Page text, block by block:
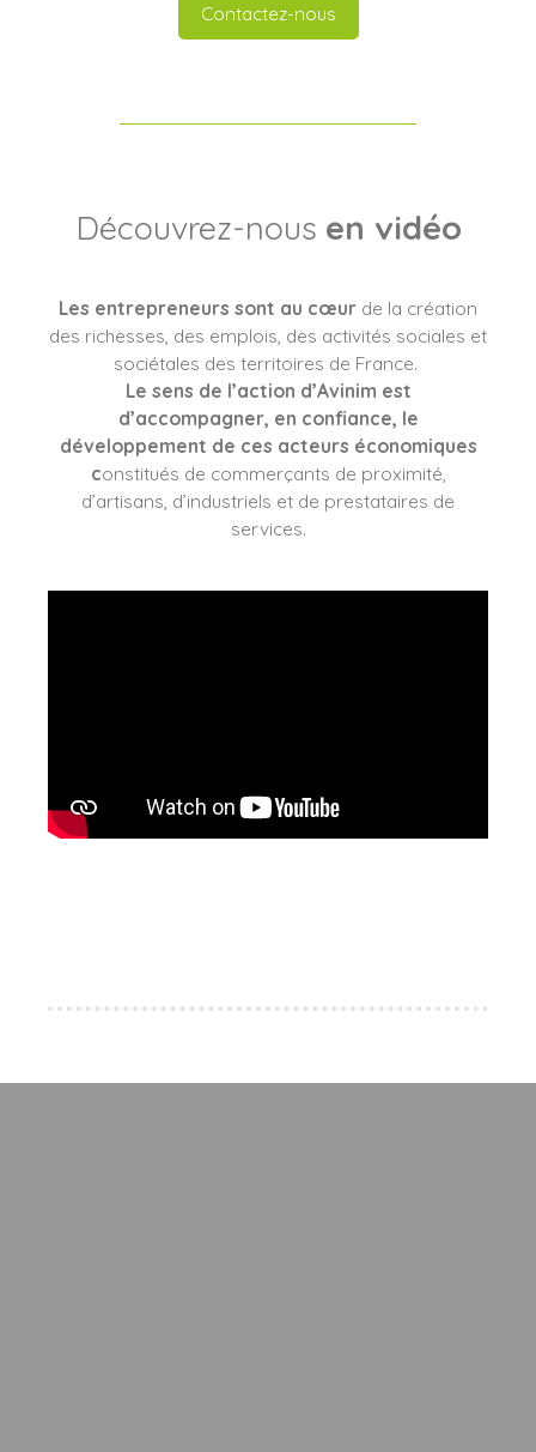
Contactez-nous
Découvrez-nous en vidéo
Les entrepreneurs sont au cœur de la création
des richesses, des emplois, des activités sociales et
sociétales des territoires de France.
Le sens de l’action d’Avinim est
d’accompagner, en confiance, le
développement de ces acteurs économiques
constitués de commerçants de proximité,
d’artisans, d’industriels et de prestataires de
services.